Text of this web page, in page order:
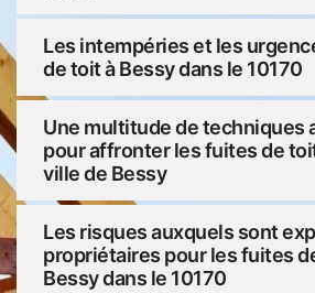
Les intempéries et les
de toit à Bessy dans le 10170
Une multitude de techniques
pour affronter les fuites de
ville de Bessy
Les risques auxquels sont
propriétaires pour les fuites
Bessy dans le 10170